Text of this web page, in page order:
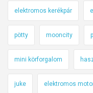
elektromos kerékpár
pötty mooncity
mini körforgalom
juke elektromos